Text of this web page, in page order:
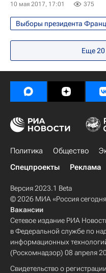
10 мая 2017, 17:01 375
Выборы президента
Сирия
Франция
Еще20
Политика Общество
Спецпроекты
Реклама
Версия 2023.1 Beta
© 2026 МИА «Россия
Вакансии
Сетевое издание РИА
в Федеральной службе по
информационных
(Роскомнадзор) 08 апреля
Свидетельство о